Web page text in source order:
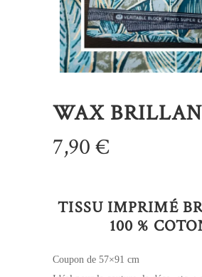
WAX
7,90€
TISSU IMPRIMÉ
100 %
Coupon de 57×91 cm